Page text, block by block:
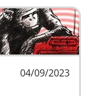
04/09/2023